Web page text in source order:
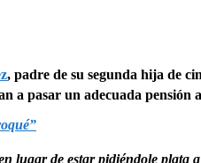
, padre de su segunda hija de
a pasar un adecuada pensión
lugar de estar pidiéndole plata